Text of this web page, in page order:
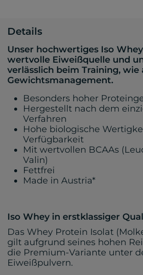
Details
Unser hochwertiges Iso
wertvolle Eiweißquelle und
verlässlich beim Training, wie
Gewichtsmanagement.
Besonders hoher
Hergestellt nach dem
Verfahren
Hohe biologische
Verfügbarkeit
Mit wertvollen BCAAs
Valin)
Fettfrei
Made in Austria*
Iso Whey in erstklassiger
Das Whey Protein Isolat
gilt aufgrund seines hohen
die Premium-Variante unter
Eiweißpulvern.